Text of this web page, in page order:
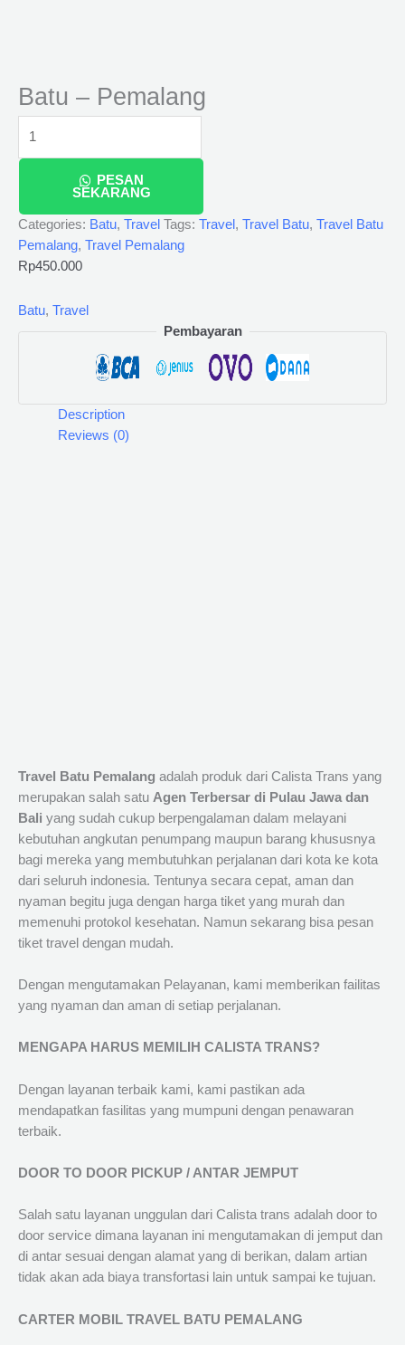
Batu – Pemalang
PESAN
SEKARANG
Categories: Batu, Travel Tags: Travel , Travel Batu, Travel Batu
Pemalang, Travel Pemalang
Rp450.000
Batu, Travel
Pembayaran
Description
Reviews (0)
Travel Batu Pemalang adalah produk dari Calista Trans yang
merupakan salah satu Agen Terbersar di Pulau Jawa dan
Bali yang sudah cukup berpengalaman dalam melayani
kebutuhan angkutan penumpang maupun barang khususnya
bagi mereka yang membutuhkan perjalanan dari kota ke kota
dari seluruh indonesia. Tentunya secara cepat, aman dan
nyaman begitu juga dengan harga tiket yang murah dan
memenuhi protokol kesehatan. Namun sekarang bisa pesan
tiket travel dengan mudah.
Dengan mengutamakan Pelayanan, kami memberikan failitas
yang nyaman dan aman di setiap perjalanan.
MENGAPA HARUS MEMILIH CALISTA TRANS?
Dengan layanan terbaik kami, kami pastikan ada
mendapatkan fasilitas yang mumpuni dengan penawaran
terbaik.
DOOR TO DOOR PICKUP / ANTAR JEMPUT
Salah satu layanan unggulan dari Calista trans adalah door to
door service dimana layanan ini mengutamakan di jemput dan
di antar sesuai dengan alamat yang di berikan, dalam artian
tidak akan ada biaya transfortasi lain untuk sampai ke tujuan.
CARTER MOBIL TRAVEL BATU PEMALANG